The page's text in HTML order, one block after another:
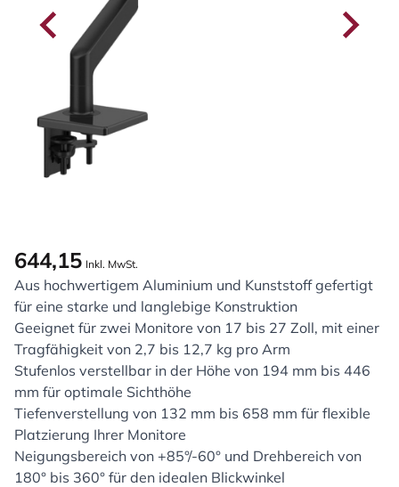
644,15 Inkl. MwSt.
Aus hochwertigem Aluminium und Kunststoff gefertigt
für eine starke und langlebige Konstruktion
Geeignet für zwei Monitore von 17 bis 27 Zoll, mit einer
Tragfähigkeit von 2,7 bis 12,7 kg pro Arm
Stufenlos verstellbar in der Höhe von 194 mm bis 446
mm für optimale Sichthöhe
Tiefenverstellung von 132 mm bis 658 mm für flexible
Platzierung Ihrer Monitore
Neigungsbereich von +85°/-60° und Drehbereich von
180° bis 360° für den idealen Blickwinkel